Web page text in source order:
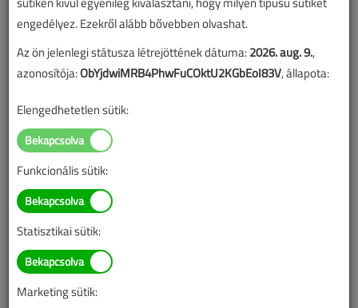
24 kW-os kombi kondenzációs kazánok
című cikk vásárlása
sikeres online elektronikus fizetést követően azonnal
aktiválódik. A hozzáférése nem évül el.
A rendeléshez kérjük, lépjen be!
Illetve, ha még nem tette meg, kérjük, regisztráljon!
Tudnivalók az online cikkvásárlásról
engedélyez. Ezekről alább bővebben olvashat.
Az ön jelenlegi státusza létrejöttének dátuma:2026. aug. 9.,
azonosítója:ObYjdwiMRB4PhwFuCOktU2KGbEoI83V, állapota:
Elengedhetetlen sütik:
Funkcionális sütik:
Statisztikai sütik:
Marketing sütik: